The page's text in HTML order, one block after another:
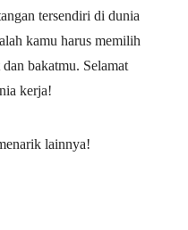
tersendiri di dunia
kamu harus memilih
bakatmu. Selamat
kerja!
lainnya!